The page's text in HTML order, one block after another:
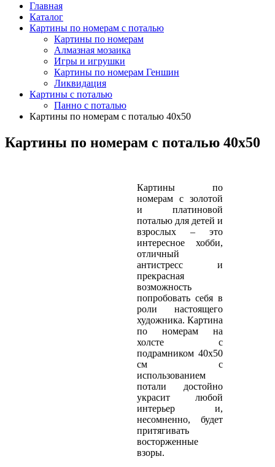
Главная
Каталог
Картины по номерам с поталью
Картины по номерам
Алмазная мозаика
Игры и игрушки
Картины по номерам Геншин
Ликвидация
Картины с поталью
Панно с поталью
Картины по номерам с поталью 40х50
Картины по номерам с поталью 40х50
Картины по
номерам с золотой
и платиновой
поталью для детей и
взрослых – это
интересное хобби,
отличный
антистресс и
прекрасная
возможность
попробовать себя в
роли настоящего
художника. Картина
по номерам на
холсте с
подрамником 40х50
см с
использованием
потали достойно
украсит любой
интерьер и,
несомненно, будет
притягивать
восторженные
взоры.